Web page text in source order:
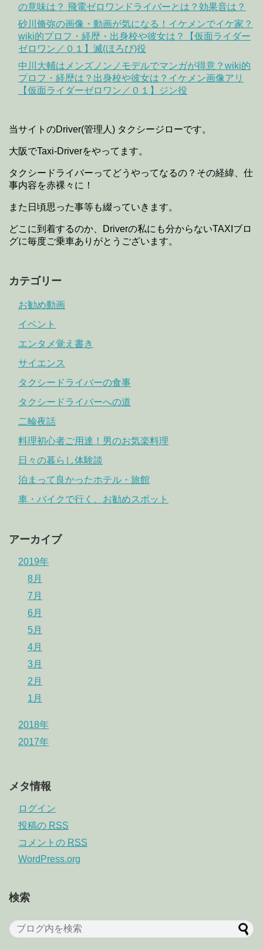
の意味は？ 飛電ゼロワンドライバーとは？効果音は？
砂川脩弥の画像・動画が気になる！イケメンでイケ家？
wiki的プロフ・経歴・出身校や彼女は？【仮面ライダー
ゼロワン／０１】滅(ほろび)役
中川大輔はメンズノンノモデルでマンガが得意？wiki的
プロフ・経歴は？出身校や彼女は？イケメン画像アリ
【仮面ライダーゼロワン／０１】ジン役
当サイトのDriver(管理人) タクシージローです。
大阪でTaxi-Driverをやってます。
タクシードライバーってどうやってなるの？その経緯、仕
事内容を赤裸々に！
また日頃思った事等も綴っていきます。
どこに到着するのか、Driverの私にも分からないTAXIブロ
グに毎度ご乗車ありがとうございます。
カテゴリー
お勧め動画
イベント
エンタメ覚え書き
サイエンス
タクシードライバーの食事
タクシードライバーへの道
二輪夜話
料理初心者ご用達！男のお気楽料理
日々の暮らし体験談
泊まって良かったホテル・旅館
車・バイクで行く、お勧めスポット
アーカイブ
2019年
8月
7月
6月
5月
4月
3月
2月
1月
2018年
2017年
メタ情報
ログイン
投稿の RSS
コメントの RSS
WordPress.org
検索